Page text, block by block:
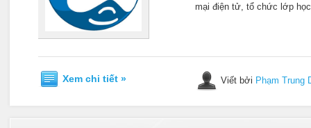
mại điện tử, tổ chức lớp
Xem chi tiết » Viết bởi Phạm Trung